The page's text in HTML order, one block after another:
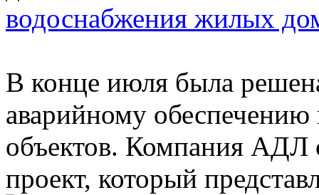
водоснабжения жилых
В конце июля была
аварийному
объектов. Компания АДЛ
проект, который